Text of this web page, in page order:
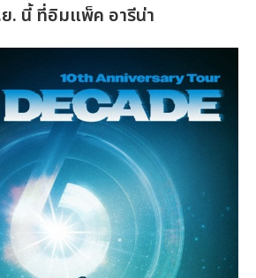
. นี้ ที่อิมแพ็ค อารีน่า